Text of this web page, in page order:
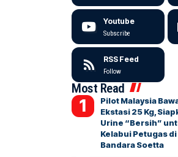
Youtube
Subscribe
RSS Feed
Follow
Most Read
Pilot Malaysia
Ekstasi 25 Kg,
Urine “Bersih”
Kelabui Petugas di
Bandara Soetta